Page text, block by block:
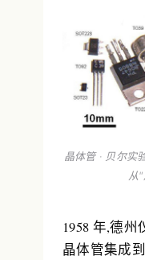
晶体管 · 贝尔实
从
1958 年,德州
晶体管集成